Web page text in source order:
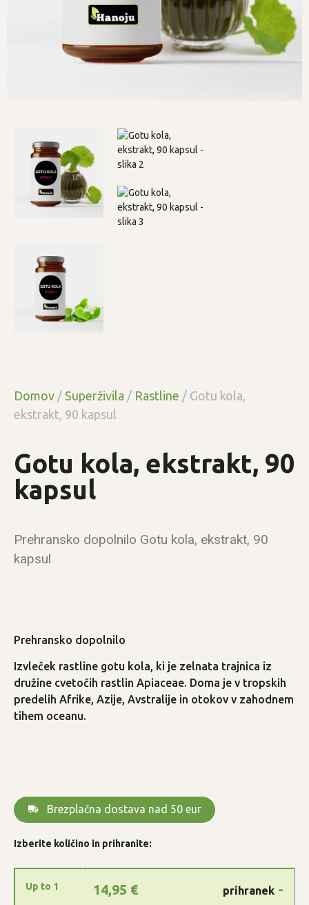
Domov / Superživila / Rastline / Gotu kola,
ekstrakt, 90 kapsul
Gotu kola, ekstrakt, 90
kapsul
Prehransko dopolnilo Gotu kola, ekstrakt, 90
kapsul
Prehransko dopolnilo
Izvleček rastline gotu kola, ki je zelnata trajnica iz
družine cvetočih rastlin Apiaceae. Doma je v tropskih
predelih Afrike, Azije, Avstralije in otokov v zahodnem
tihem oceanu.
Brezplačna dostava nad 50 eur
Izberite količino in prihranite:
Up to 1 14,95 € -